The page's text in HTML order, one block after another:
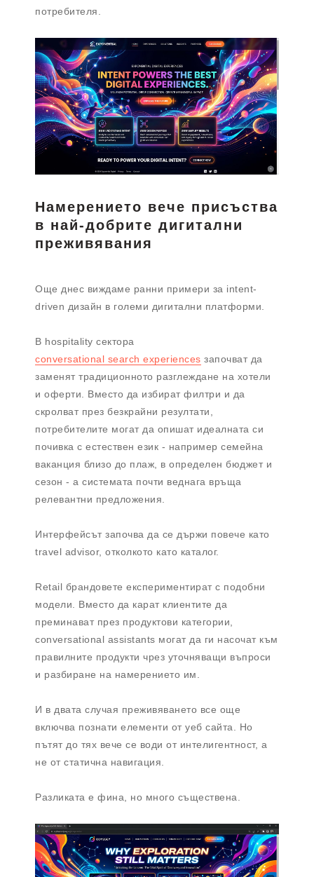
потребителя.
Намерението вече присъства
в най-добрите дигитални
преживявания
Още днес виждаме ранни примери за intent-
driven дизайн в големи дигитални платформи.
В hospitality сектора
conversational search experiences започват да
заменят традиционното разглеждане на хотели
и оферти. Вместо да избират филтри и да
скролват през безкрайни резултати,
потребителите могат да опишат идеалната си
почивка с естествен език - например семейна
ваканция близо до плаж, в определен бюджет и
сезон - а системата почти веднага връща
релевантни предложения.
Интерфейсът започва да се държи повече като
travel advisor, отколкото като каталог.
Retail брандовете експериментират с подобни
модели. Вместо да карат клиентите да
преминават през продуктови категории,
conversational assistants могат да ги насочат към
правилните продукти чрез уточняващи въпроси
и разбиране на намерението им.
И в двата случая преживяването все още
включва познати елементи от уеб сайта. Но
пътят до тях вече се води от интелигентност, а
не от статична навигация.
Разликата е фина, но много съществена.